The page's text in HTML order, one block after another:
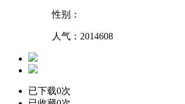
性别：
人气： 2014608
已下载0次